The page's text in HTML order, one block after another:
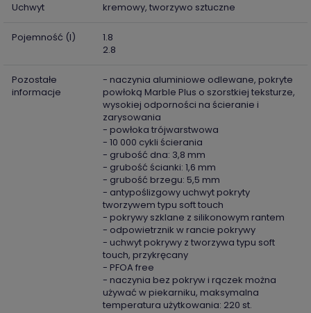
Uchwyt kremowy, tworzywo sztuczne
Pojemność (l)
1.8
2.8
Pozostałe
informacje
- naczynia aluminiowe odlewane, pokryte
powłoką Marble Plus o szorstkiej teksturze,
wysokiej odporności na ścieranie i
zarysowania
- powłoka trójwarstwowa
- 10 000 cykli ścierania
- grubość dna: 3,8 mm
- grubość ścianki: 1,6 mm
- grubość brzegu: 5,5 mm
- antypoślizgowy uchwyt pokryty
tworzywem typu soft touch
- pokrywy szklane z silikonowym rantem
- odpowietrznik w rancie pokrywy
- uchwyt pokrywy z tworzywa typu soft
touch, przykręcany
- PFOA free
- naczynia bez pokryw i rączek można
używać w piekarniku, maksymalna
temperatura użytkowania: 220 st.